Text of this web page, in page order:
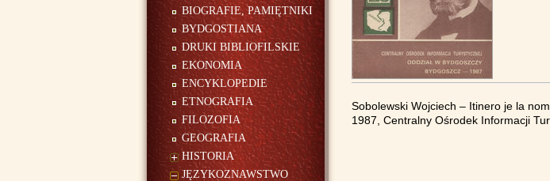
BIOGRAFIE, PAMIĘTNIKI
BYDGOSTIANA
DRUKI BIBLIOFILSKIE
EKONOMIA
ENCYKLOPEDIE
ETNOGRAFIA
FILOZOFIA
GEOGRAFIA
HISTORIA
JĘZYKOZNAWSTWO
Sobolewski Wojciech – Itinero je la
1987, Centralny Ośrodek Informacji